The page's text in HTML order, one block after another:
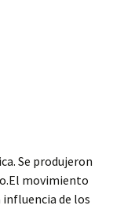
Se produjeron
movimiento
de los